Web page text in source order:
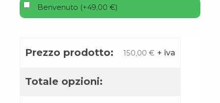
Benvenuto (+49,00 €)
Prezzo prodotto: 150,00 € + iva
Totale opzioni: